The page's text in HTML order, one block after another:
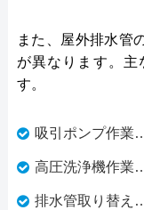
また、屋外排水管
が異なります。
す。
吸引ポンプ作業
高圧洗浄機作業
排水管取り替え